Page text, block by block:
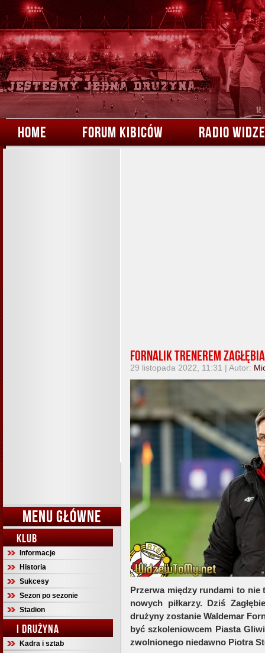
HOME FORUM KIBICÓW RADIO
MENU GŁÓWNE
KLUB
Informacje
Historia
Sukcesy
Sezon po sezonie
Stadion
I DRUŻYNA
Kadra i sztab
Fornalik trenerem Zagłębia
29 listopada 2022, 11:31 | Autor:
Przerwa między rundami to
nowych piłkarzy. Dziś
drużyny zostanie Waldemar
być szkoleniowcem Piasta
zwolnionego niedawno Piotra